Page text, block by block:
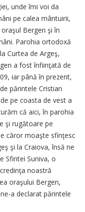
unde îmi voi da
pe calea mântuirii,
Bergen şi în
Parohia ortodoxă
Curtea de Argeş,
a fost înfiinţată de
iar până în prezent,
părintele Cristian
pe coasta de vest a
că aici, în parohia
şi rugătoare pe
căror moaşte sfinţesc
şi la Craiova, însă ne
Sfintei Suniva, o
noastră
oraşului Bergen,
a declarat părintele